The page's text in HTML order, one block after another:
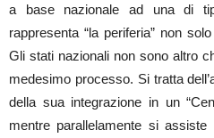
a base nazionale ad una di
rappresenta “la periferia” non
Gli stati nazionali non sono altro
medesimo processo. Si tratta
della sua integrazione in un
mentre parallelamente si